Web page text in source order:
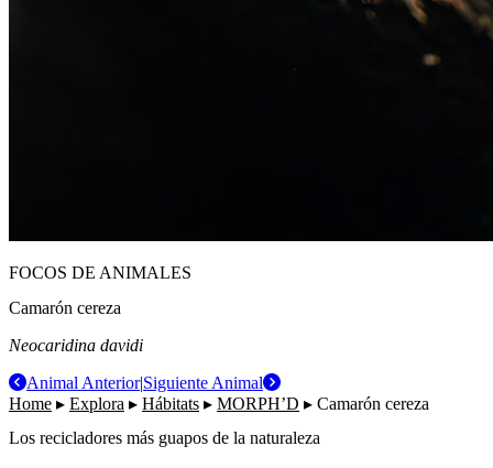
FOCOS DE ANIMALES
Camarón cereza
Neocaridina davidi
Animal Anterior|Siguiente Animal
Home ▸ Explora ▸ Hábitats ▸ MORPH’D ▸ Camarón cereza
Los recicladores más guapos de la naturaleza